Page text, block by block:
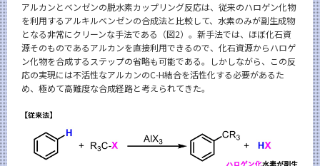
アルカンとベンゼンの脱水素カップリング反応は、従来のハロゲン化物
を利用するアルキルベンゼンの合成法と比較して、水素のみが副生成物
となる非常にクリーンな手法である（図2）。新手法では、ほぼ化石資
源そのものであるアルカンを直接利用できるので、化石資源からハロゲ
ン化物を合成するステップの省略も可能である。しかしながら、この反
応の実現には不活性なアルカンのC-H結合を活性化する必要があるた
め、極めて高難度な合成経路と考えられてきた。